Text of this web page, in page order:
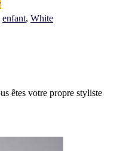
enfant, White
êtes votre propre styliste